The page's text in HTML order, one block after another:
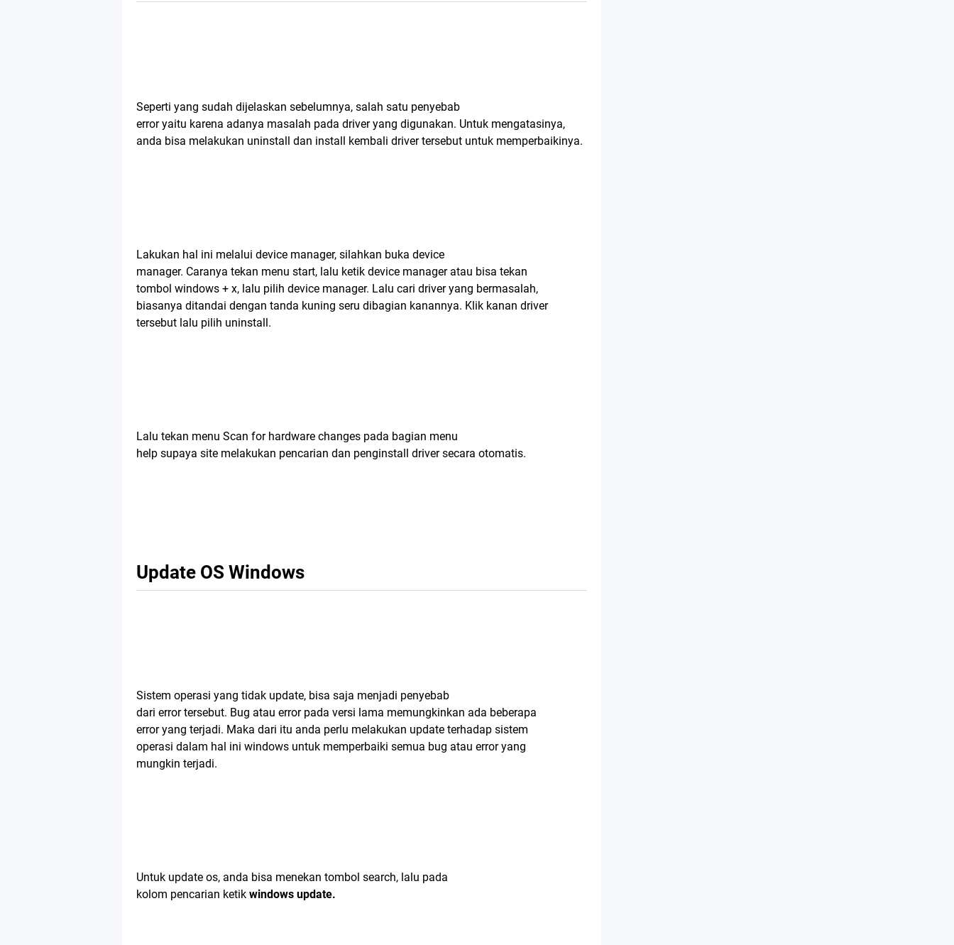
Seperti yang sudah dijelaskan sebelumnya, salah satu penyebab
error yaitu karena adanya masalah pada driver yang digunakan. Untuk mengatasinya,
anda bisa melakukan uninstall dan install kembali driver tersebut untuk memperbaikinya.
Lakukan hal ini melalui device manager, silahkan buka device
manager. Caranya tekan menu start, lalu ketik device manager atau bisa tekan
tombol windows + x, lalu pilih device manager. Lalu cari driver yang bermasalah,
biasanya ditandai dengan tanda kuning seru dibagian kanannya. Klik kanan driver
tersebut lalu pilih uninstall.
Lalu tekan menu Scan for hardware changes pada bagian menu
help supaya site melakukan pencarian dan penginstall driver secara otomatis.
Update OS Windows
Sistem operasi yang tidak update, bisa saja menjadi penyebab
dari error tersebut. Bug atau error pada versi lama memungkinkan ada beberapa
error yang terjadi. Maka dari itu anda perlu melakukan update terhadap sistem
operasi dalam hal ini windows untuk memperbaiki semua bug atau error yang
mungkin terjadi.
Untuk update os, anda bisa menekan tombol search, lalu pada
kolom pencarian ketik windows update.